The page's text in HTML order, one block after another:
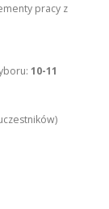
pracy z
10-11